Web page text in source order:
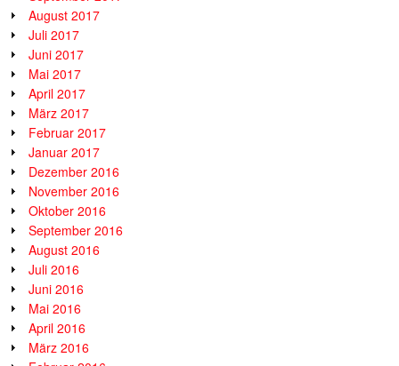
August 2017
Juli 2017
Juni 2017
Mai 2017
April 2017
März 2017
Februar 2017
Januar 2017
Dezember 2016
November 2016
Oktober 2016
September 2016
August 2016
Juli 2016
Juni 2016
Mai 2016
April 2016
März 2016